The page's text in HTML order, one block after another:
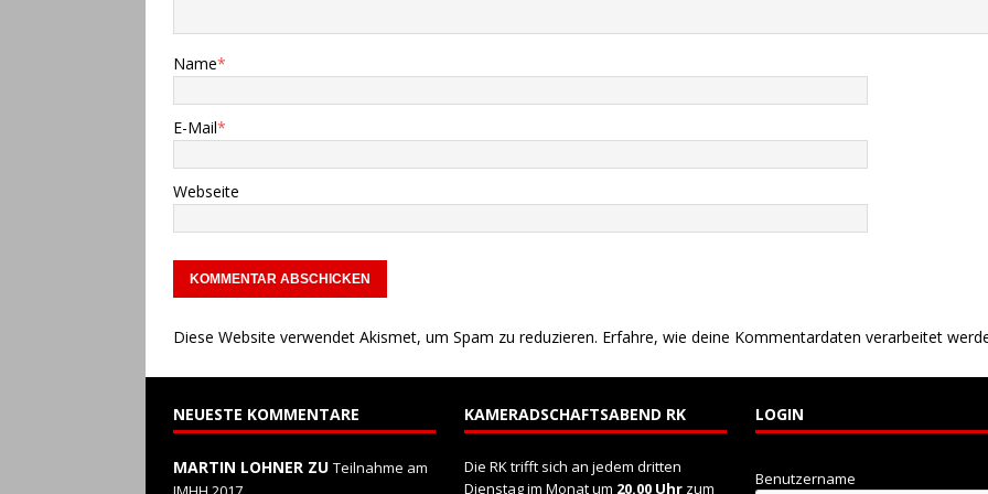
[ 10. Juli 2023 ] 29. Honest-John-Missile-Cup/Aesculap-Cup
BERICHTE
[ 9. Mai 2026 ] Flyer zum Veteranentag am 14.06.2026 in Unlingen ALLGEMEIN
Name*
E-Mail*
Webseite
Diese Website verwendet Akismet, um Spam zu reduzieren. Erfahre, wie deine Kommentardaten verarbeitet
NEUESTE KOMMENTARE
MARTIN LOHNER ZU Teilnahme am
KAMERADSCHAFTSABEND RK
Die RK trifft sich an jedem dritten
Dienstag im Monat um 20.00 Uhrzum
LOGIN
Benutzername